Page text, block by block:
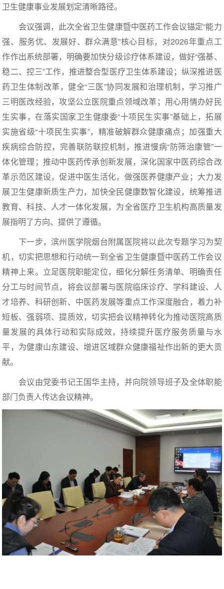
卫生健康事业发展划定清晰路径。
会议强调，此次全省卫生健康暨中医药工作会议锚定“能力
强、服务优、发展好、群众满意”核心目标，对2026年重点工
作作出系统部署，明确要加快分级诊疗体系建设，做好“强基、
稳二、控三”工作，推进整合型医疗卫生体系建设；纵深推进医
药卫生体制改革，健全“三医”协同发展和治理机制，学习推广
三明医改经验，攻坚公立医院重点领域改革；用心用情办好民
生实事，在落实国家卫生健康委“十项民生实事”基础上，拓展
实施省级“十项民生实事”，精准破解群众健康痛点；加强重大
疾病综合防控，完善联防联控机制，推进慢病“防筛治康管”一
体化管理；推动中医药传承创新发展，深化国家中医药综合改
革示范区建设，促进中医生活化，做强医养健康产业；大力发
展卫生健康新质生产力，加快全民健康数智化建设，统筹推进
教育、科技、人才一体化发展，为全省医疗卫生机构高质量发
展指明了方向、提供了遵循。
下一步，滨州医学院烟台附属医院将以此次专题学习为契
机，切实把思想和行动统一到全省卫生健康暨中医药工作会议
精神上来。立足医院职能定位，细化分解任务清单、明确责任
分工与时间节点，将会议部署与医院临床诊疗、学科建设、人
才培养、科研创新、中医药发展等重点工作深度融合，着力补
短板、强弱项、提质效，切实把会议精神转化为推动医院高质
量发展的具体行动和实际成效，持续提升医疗服务质量与水
平，为健康山东建设、增进区域群众健康福祉作出新的更大贡
献。
会议由党委书记王国华主持，并向院领导班子及全体职能
部门负责人传达会议精神。